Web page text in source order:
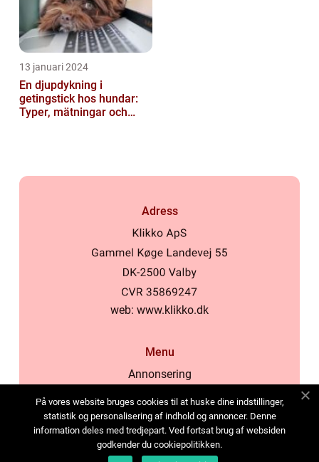
13 januari 2024
En djupdykning i
getingstick hos hundar:
Typer, mätningar och
Adress
web: www.klikko.dk
Menu
Annonsering
Cookies
Kontakta oss
Sitemap
På vores website bruges cookies til at huske dine indstillinger,
statistik og personalisering af indhold og annoncer. Denne
information deles med tredjepart. Ved fortsat brug af websiden
godkender du cookiepolitikken.